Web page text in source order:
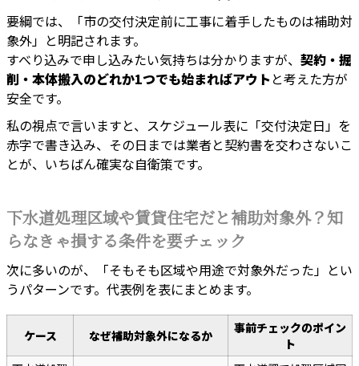
要綱では、「市の交付決定前に工事に着手したものは補助対
象外」と明記されます。
すべり込みで申し込みたい気持ちは分かりますが、 契約・掘
削・本体搬入のどれか1つでも始まればアウトと考えた方が
安全です。
私の視点で言いますと、スケジュール表に「交付決定日」を
赤字で書き込み、その日までは業者と契約書を交わさないこ
とが、いちばん確実な自衛策です。
下水道処理区域や賃貸住宅だと補助対象外？知
らなきゃ損する条件を要チェック
次に多いのが、「そもそも区域や用途で対象外だった」とい
うパターンです。代表例を表にまとめます。
ケース なぜ補助対象外になるか
事前チェックのポイン
ト